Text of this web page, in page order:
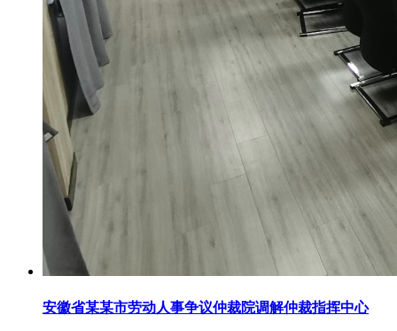
安徽省某某市劳动人事争议仲裁院调解仲裁指挥中心